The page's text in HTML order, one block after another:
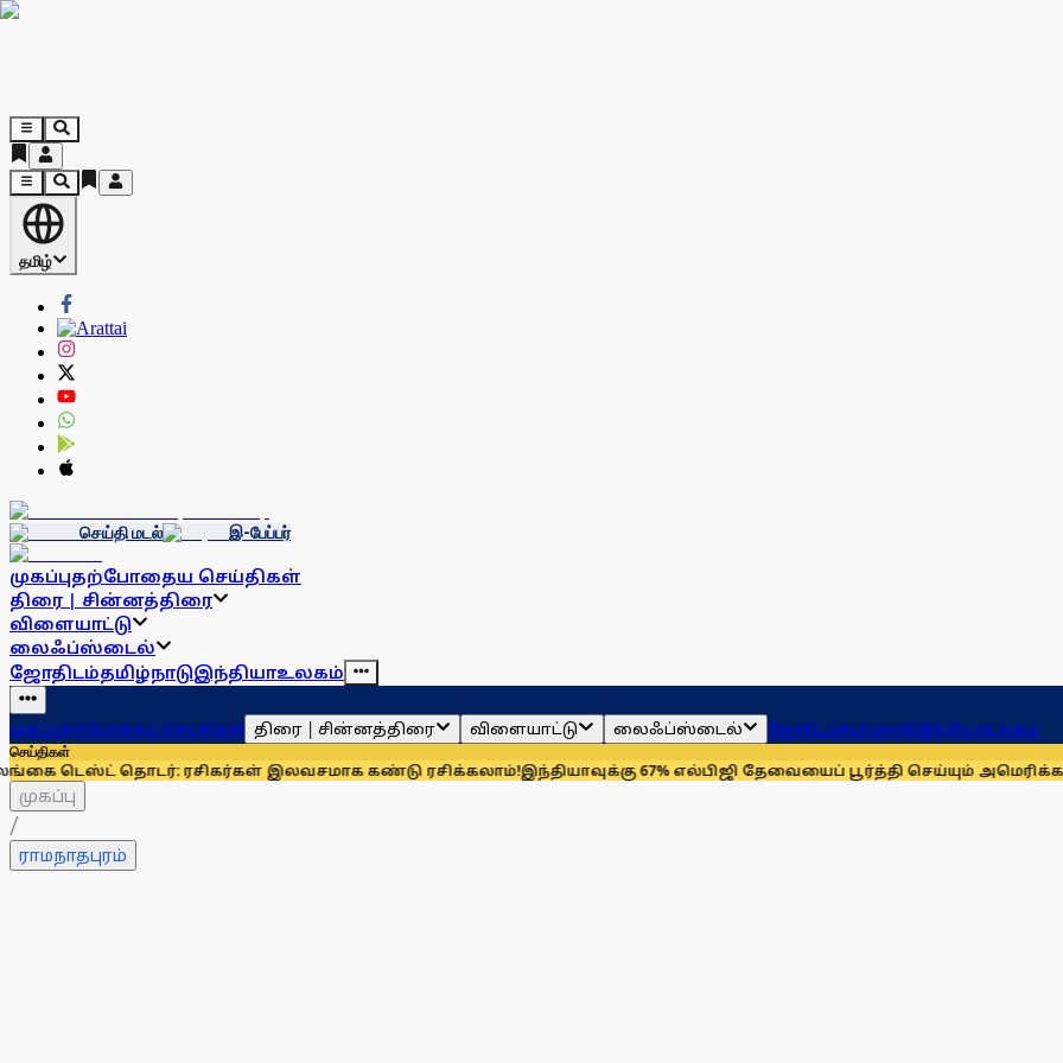
தமிழ்
செய்தி மடல் இ-பேப்பர்
முகப்புதற்போதைய செய்திகள்
திரை | சின்னத்திரை
விளையாட்டு
லைஃப்ஸ்டைல்
ஜோதிடம்தமிழ்நாடுஇந்தியாஉலகம்
முகப்புதற்போதைய செய்திகள் திரை | சின்னத்திரை விளையாட்டு லைஃப்ஸ்டைல் ஜோதிடம்தமிழ்நாடுஇந்தியாஉலகம்
செய்திகள்
தொடர்: ரசிகர்கள் இலவசமாக கண்டு ரசிக்கலாம்!இந்தியாவுக்கு 67% எல்பிஜி தேவையைப் பூர்த்தி செய்யும் அமெரிக்கா!செயின்ட்
முகப்பு
/
ராமநாதபுரம்